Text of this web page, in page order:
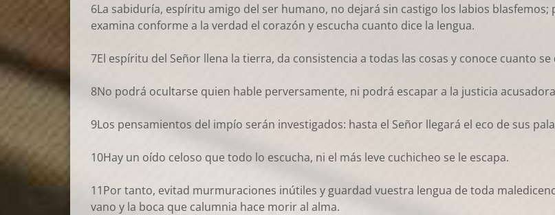
6La sabiduría, espíritu amigo del ser humano, no dejará sin castigo los labios
examina conforme a la verdad el corazón y escucha cuanto dice la lengua.
7El espíritu del Señor llena la tierra, da consistencia a todas las cosas y conoce cuanto se
8No podrá ocultarse quien hable perversamente, ni podrá escapar a la justicia
9Los pensamientos del impío serán investigados: hasta el Señor llegará el eco de sus
10Hay un oído celoso que todo lo escucha, ni el más leve cuchicheo se le escapa.
11Por tanto, evitad murmuraciones inútiles y guardad vuestra lengua de toda
vano y la boca que calumnia hace morir al alma.